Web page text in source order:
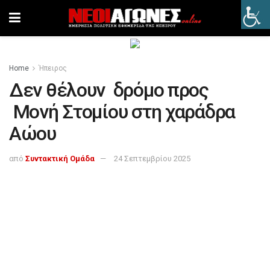
Home Ήπειρος
Δεν θέλουν δρόμο προς
Μονή Στομίου στη χαράδρα
Αώου
από Συντακτική Ομάδα 24 Σεπτεμβρίου 2025